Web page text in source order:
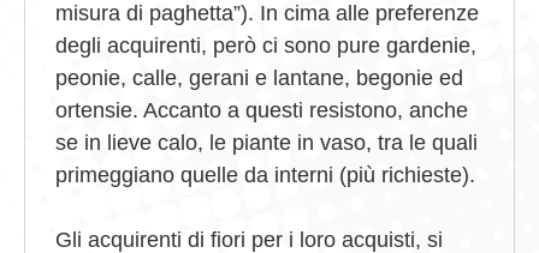
misura di paghetta”). In cima alle preferenze
degli acquirenti, però ci sono pure gardenie,
peonie, calle, gerani e lantane, begonie ed
ortensie. Accanto a questi resistono, anche
se in lieve calo, le piante in vaso, tra le quali
primeggiano quelle da interni (più richieste).
Gli acquirenti di fiori per i loro acquisti, si